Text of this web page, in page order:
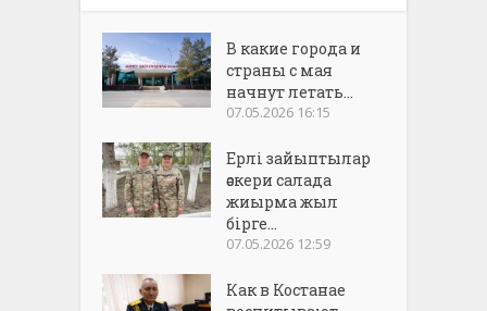
В какие города и
страны с мая
начнут летать...
07.05.2026 16:15
Ерлі зайыптылар
әскери салада
жиырма жыл
бірге...
07.05.2026 12:59
Как в Костанае